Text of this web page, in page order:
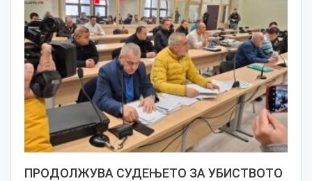
ПРОДОЛЖУВА СУДЕЊЕТО ЗА УБИСТВОТО